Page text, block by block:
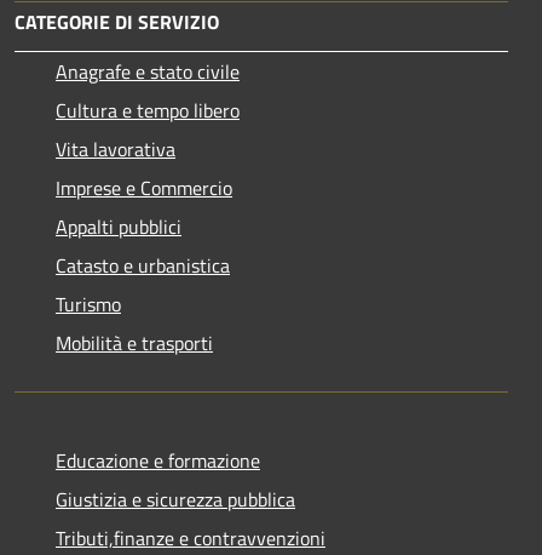
CATEGORIE DI SERVIZIO
Anagrafe e stato civile
Cultura e tempo libero
Vita lavorativa
Imprese e Commercio
Appalti pubblici
Catasto e urbanistica
Turismo
Mobilità e trasporti
Educazione e formazione
Giustizia e sicurezza pubblica
Tributi,finanze e contravvenzioni